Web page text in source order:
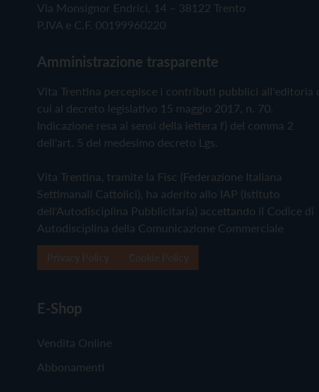
Via Monsignor Endrici, 14 – 38122 Trento
P.IVA e C.F. 00199960220
Amministrazione trasparente
Vita Trentina percepisce i contributi pubblici all'editoria
cui al decreto legislativo 15 maggio 2017, n. 70.
Indicazione resa ai sensi della lettera f) del comma 2
dell'art. 5 del medesimo decreto Lgs.
Vita Trentina, tramite la Fisc (Federazione Italiana
Settimanali Cattolici), ha aderito allo IAP (Istituto
dell'Autodisciplina Pubblicitaria) accettando il Codice di
Autodisciplina della Comunicazione Commerciale
E-Shop
Vendita Online
Abbonamenti